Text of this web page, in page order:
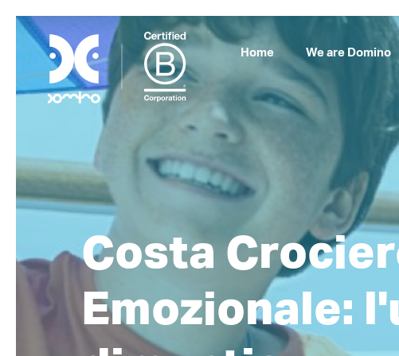
Home We are Domino
Costa
Emozionale: